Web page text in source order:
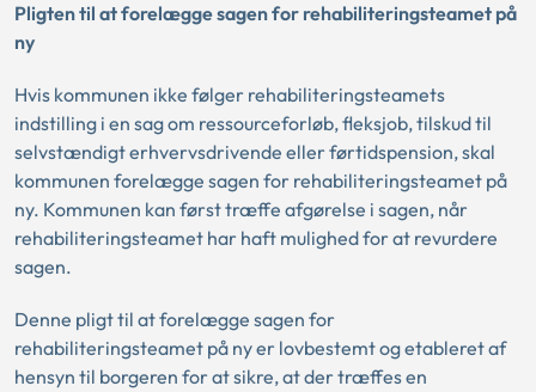
Pligten til at forelægge sagen for rehabiliteringsteamet på
ny
Hvis kommunen ikke følger rehabiliteringsteamets
indstilling i en sag om ressourceforløb, fleksjob, tilskud til
selvstændigt erhvervsdrivende eller førtidspension, skal
kommunen forelægge sagen for rehabiliteringsteamet på
ny. Kommunen kan først træffe afgørelse i sagen, når
rehabiliteringsteamet har haft mulighed for at revurdere
sagen.
Denne pligt til at forelægge sagen for
rehabiliteringsteamet på ny er lovbestemt og etableret af
hensyn til borgeren for at sikre, at der træffes en